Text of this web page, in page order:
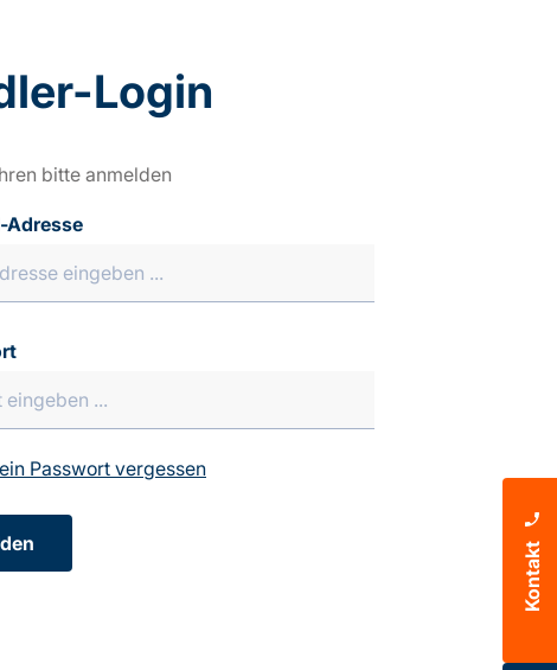
Login
bitte anmelden
Adresse
Passwort vergessen
Kontakt